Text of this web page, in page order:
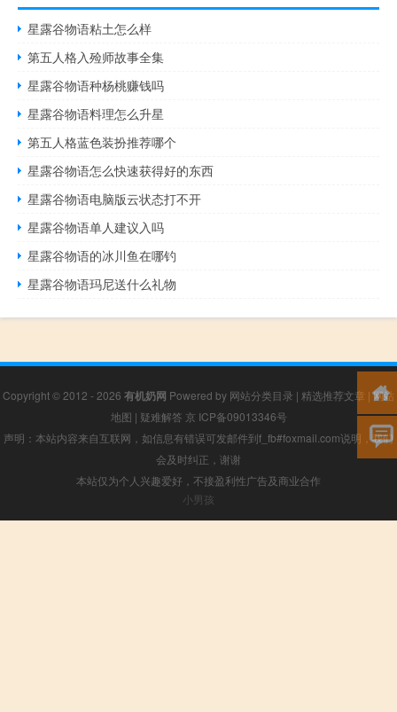
星露谷物语粘土怎么样
第五人格入殓师故事全集
星露谷物语种杨桃赚钱吗
星露谷物语料理怎么升星
第五人格蓝色装扮推荐哪个
星露谷物语怎么快速获得好的东西
星露谷物语电脑版云状态打不开
星露谷物语单人建议入吗
星露谷物语的冰川鱼在哪钓
星露谷物语玛尼送什么礼物
Copyright © 2012 - 2026 有机奶网 Powered by 网站分类目录 | 精选推荐文章 |网站
地图 | 疑难解答 京 ICP备09013346号
声明：本站内容来自互联网，如信息有错误可发邮件到f_fb#foxmail.com说明，我们
会及时纠正，谢谢
本站仅为个人兴趣爱好，不接盈利性广告及商业合作
小男孩